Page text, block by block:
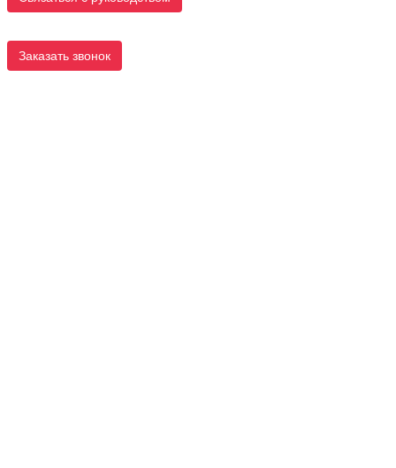
Заказать звонок